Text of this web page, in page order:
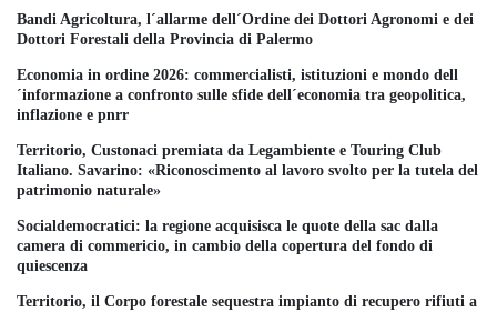
Bandi Agricoltura, l´allarme dell´Ordine dei Dottori Agronomi e dei
Dottori Forestali della Provincia di Palermo
Economia in ordine 2026: commercialisti, istituzioni e mondo dell
´informazione a confronto sulle sfide dell´economia tra geopolitica,
inflazione e pnrr
Territorio, Custonaci premiata da Legambiente e Touring Club
Italiano. Savarino: «Riconoscimento al lavoro svolto per la tutela del
patrimonio naturale»
Socialdemocratici: la regione acquisisca le quote della sac dalla
camera di commericio, in cambio della copertura del fondo di
quiescenza
Territorio, il Corpo forestale sequestra impianto di recupero rifiuti a